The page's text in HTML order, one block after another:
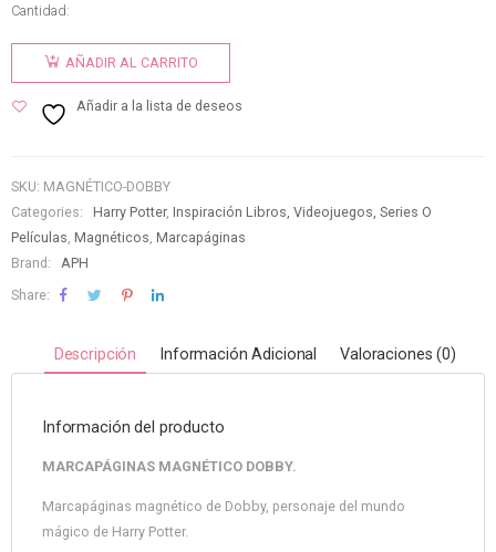
Cantidad:
AÑADIR AL CARRITO
Añadir a la lista de deseos
SKU: MAGNÉTICO-DOBBY
Categories:
Harry Potter,Inspiración Libros, Videojuegos, Series O
Películas, Magnéticos, Marcapáginas
Brand:
APH
Share:
Descripción Información Adicional Valoraciones (0)
Información del producto
MARCAPÁGINAS MAGNÉTICO DOBBY.
Marcapáginas magnético de Dobby, personaje del mundo
mágico de Harry Potter.